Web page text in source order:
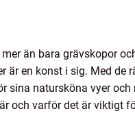
än bara grävskopor
är en konst i sig. Med
sina natursköna vyer
och varför det är viktigt